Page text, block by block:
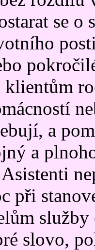
se o
klientům
a
a
při
slovo,